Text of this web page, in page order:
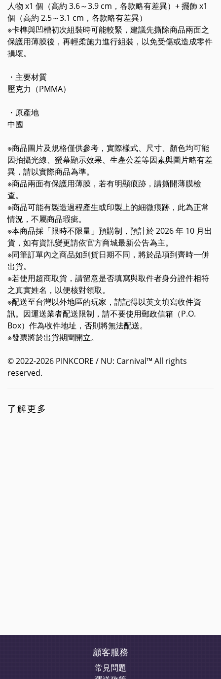
人物 x1 個（高約 3.6～3.9 cm，各款略有差異）+ 擺飾 x1
個（高約 2.5～3.1 cm，各款略有差異）
※卡榫與凹槽初次組裝時可能較緊，建議先撕除商品兩面之
保護用薄膜後，再輕柔施力進行組裝，以免受傷或造成零件
損壞。
・主要材質
壓克力（PMMA）
・原產地
中國
※商品圖片及規格僅供參考，實際樣式、尺寸、顏色均可能
因拍攝光線、螢幕顯示效果、生產公差等因素與圖片略有差
異，請以實際商品為準。
※商品兩面有保護用薄膜，若有明顯痕跡，請撕開薄膜檢
查。
※商品可能有製造過程產生或印製上的細微痕跡，此為正常
情況，不屬商品瑕疵。
※本商品採「限時不限量」預購制，預計於 2026 年 10 月出
貨，如有資訊變更請依官方商城最新公告為主。
※同筆訂單內之商品如到貨日期不同，將於品項到齊時一併
出貨。
※若使用超商取貨，請留意是否填寫與取件者身分證件相符
之真實姓名，以便核對領取。
※配送至台灣以外地區的玩家，請記得以英文填寫收件資
訊。因運送業者配送限制，請不要使用郵政信箱（P.O.
Box）作為收件地址，否則將無法配送。
※發票將於出貨期間開立。
© 2022-2026 PINKCORE / NU: Carnival™ All rights
reserved.
了解更多
顧客服務
常見問題